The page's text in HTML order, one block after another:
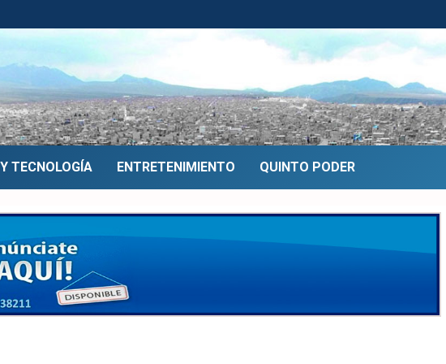
TECNOLOGÍA ENTRETENIMIENTO QUINTO PODER
boliviana de fútbol